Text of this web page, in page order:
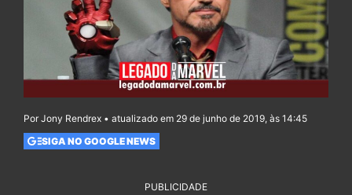
Por Jony Rendrex • atualizado em 29 de junho de 2019, às 14:45
SIGA NO GOOGLE NEWS
PUBLICIDADE